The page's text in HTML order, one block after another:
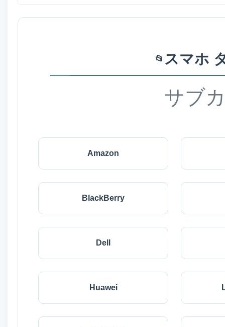
📂 スマホ
サブ
Amazon
BlackBerry
Dell
Huawei